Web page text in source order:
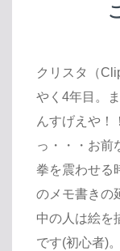
クリスタ（
やく4年目。
んすげえや！
っ・・・お前
拳を震わせる
のメモ書きの
中の人は絵を
です(初心者)。